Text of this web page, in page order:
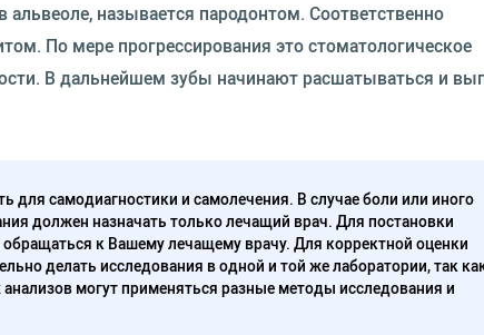
называется пародонтом. Соответственно
По мере прогрессирования это стоматологическое
В дальнейшем зубы начинают расшатываться и
для самодиагностики и самолечения. В случае боли или иного
должен назначать только лечащий врач. Для постановки
обращаться к Вашему лечащему врачу. Для корректной оценки
делать исследования в одной и той же лаборатории, так
могут применяться разные методы исследования и